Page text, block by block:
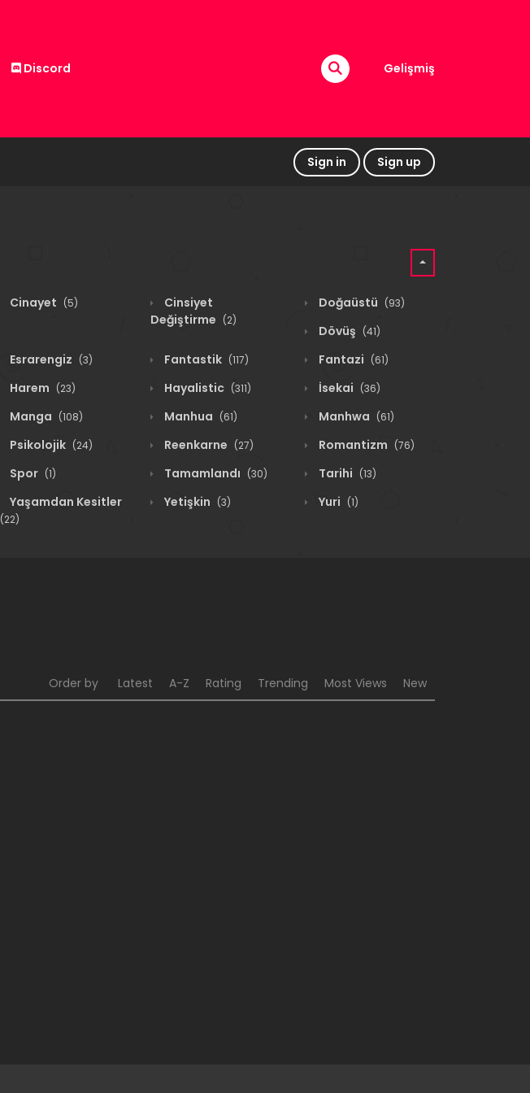
Discord Gelişmiş
Sign in Sign up
Cinayet (5)
Cinsiyet
Değiştirme (2)
Doğaüstü (93)
Dövüş (41)
Esrarengiz (3) Fantastik (117) Fantazi (61)
Harem (23) Hayalistic (311) İsekai (36)
Manga (108) Manhua (61) Manhwa (61)
Psikolojik (24) Reenkarne (27) Romantizm (76)
Spor (1) Tamamlandı (30) Tarihi (13)
Yaşamdan Kesitler
(22)
Yetişkin (3) Yuri (1)
Order by Latest A-Z Rating Trending Most Views New